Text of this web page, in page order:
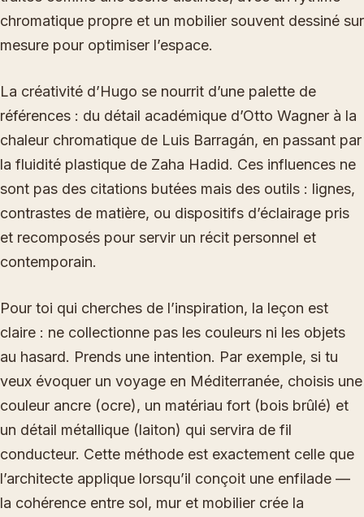
chromatique propre et un mobilier souvent dessiné sur
mesure pour optimiser l’espace.
La créativité d’Hugo se nourrit d’une palette de
références : du détail académique d’Otto Wagner à la
chaleur chromatique de Luis Barragán, en passant par
la fluidité plastique de Zaha Hadid. Ces influences ne
sont pas des citations butées mais des outils : lignes,
contrastes de matière, ou dispositifs d’éclairage pris
et recomposés pour servir un récit personnel et
contemporain.
Pour toi qui cherches de l’inspiration, la leçon est
claire : ne collectionne pas les couleurs ni les objets
au hasard. Prends une intention. Par exemple, si tu
veux évoquer un voyage en Méditerranée, choisis une
couleur ancre (ocre), un matériau fort (bois brûlé) et
un détail métallique (laiton) qui servira de fil
conducteur. Cette méthode est exactement celle que
l’architecte applique lorsqu’il conçoit une enfilade —
la cohérence entre sol, mur et mobilier crée la